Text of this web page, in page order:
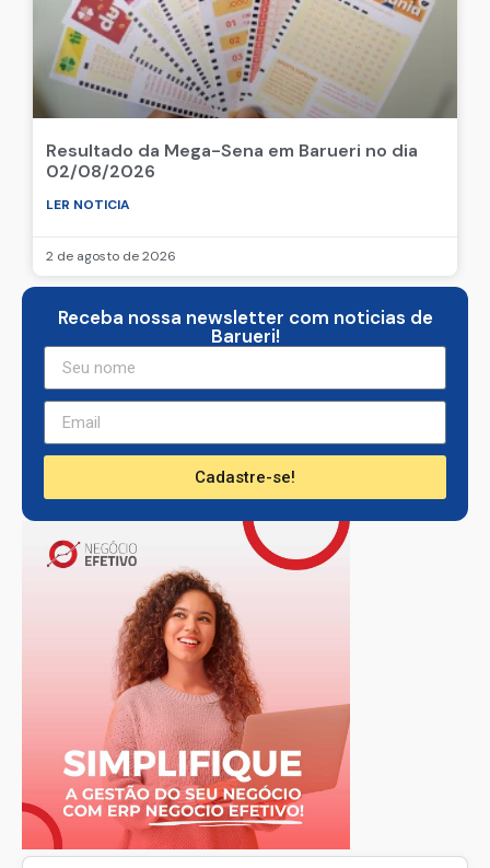
Resultado da Mega-Sena em Barueri no dia
02/08/2026
LER NOTICIA
2 de agosto de 2026
Receba nossa newsletter com noticias de
Barueri!
Cadastre-se!